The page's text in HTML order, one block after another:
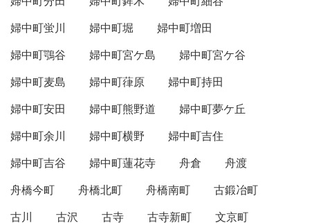
婦中町蛍川
婦中町堀
婦中町増田
婦中町鶚谷
婦中町宮ケ島
婦中町宮ケ谷
婦中町麦島
婦中町葎原
婦中町持田
婦中町安田
婦中町熊野道
婦中町夢ケ丘
婦中町余川
婦中町横野
婦中町吉住
婦中町吉谷
婦中町蓮花寺 舟倉
舟渡
舟橋今町
舟橋北町 舟橋南町
古鍛冶町
古川
古沢 古寺 古寺新町
文京町